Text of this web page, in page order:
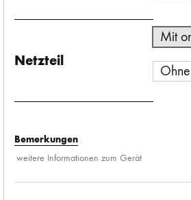
Netzteil
Mit
Bemerkungen